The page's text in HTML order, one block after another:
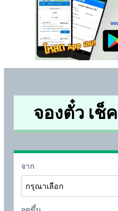
จองตั๋ว เช็